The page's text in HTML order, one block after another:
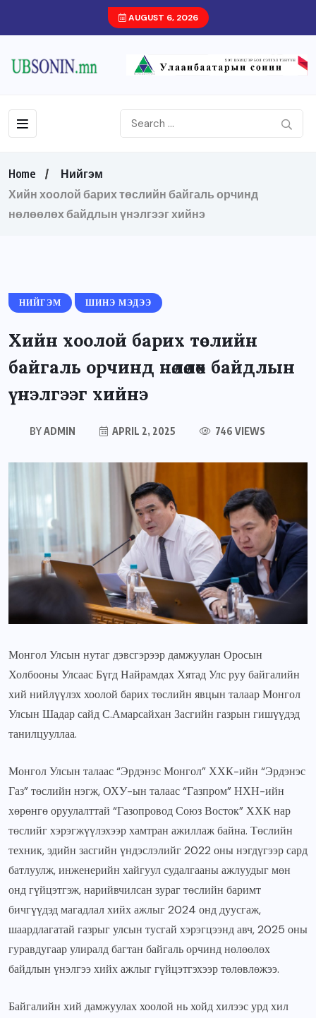
AUGUST 6, 2026
Home
Нийгэм
Хийн хоолой барих төслийн байгаль орчинд
нөлөөлөх байдлын үнэлгээг хийнэ
НИЙГЭМ ШИНЭ МЭДЭЭ
Хийн хоолой барих төслийн
байгаль орчинд нөлөөлөх байдлын
үнэлгээг хийнэ
BYADMIN APRIL 2, 2025 746 VIEWS
Монгол Улсын нутаг дэвсгэрээр дамжуулан Оросын
Холбооны Улсаас Бүгд Найрамдах Хятад Улс руу байгалийн
хий нийлүүлэх хоолой барих төслийн явцын талаар Монгол
Улсын Шадар сайд С.Амарсайхан Засгийн газрын гишүүдэд
танилцууллаа.
Монгол Улсын талаас “Эрдэнэс Монгол” ХХК-ийн “Эрдэнэс
Газ” төслийн нэгж, ОХУ-ын талаас “Газпром” НХН-ийн
хөрөнгө оруулалттай “Газопровод Союз Восток” ХХК нар
төслийг хэрэгжүүлэхээр хамтран ажиллаж байна. Төслийн
техник, эдийн засгийн үндэслэлийг 2022 оны нэгдүгээр сард
батлуулж, инженерийн хайгуул судалгааны ажлуудыг мөн
онд гүйцэтгэж, нарийвчилсан зураг төслийн баримт
бичгүүдэд магадлал хийх ажлыг 2024 онд дуусгаж,
шаардлагатай газрыг улсын тусгай хэрэгцээнд авч, 2025 оны
гуравдугаар улиралд багтан байгаль орчинд нөлөөлөх
байдлын үнэлгээ хийх ажлыг гүйцэтгэхээр төлөвлөжээ.
Байгалийн хий дамжуулах хоолой нь хойд хилээс урд хил